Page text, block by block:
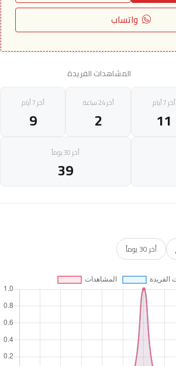
واتساب
أخر 7 أيام
11
المشاهدات الفريدة
أخر 24 ساعة
2
أخر 7 أيام
9
أخر 30 يوماً
39
أخر 30 يوماً